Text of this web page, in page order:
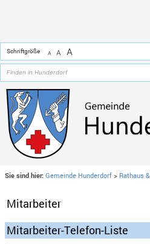
Schriftgröße A A A
Sie sind hier: Gemeinde Hunderdorf > Rathaus
Mitarbeiter
Mitarbeiter-Telefon-Liste